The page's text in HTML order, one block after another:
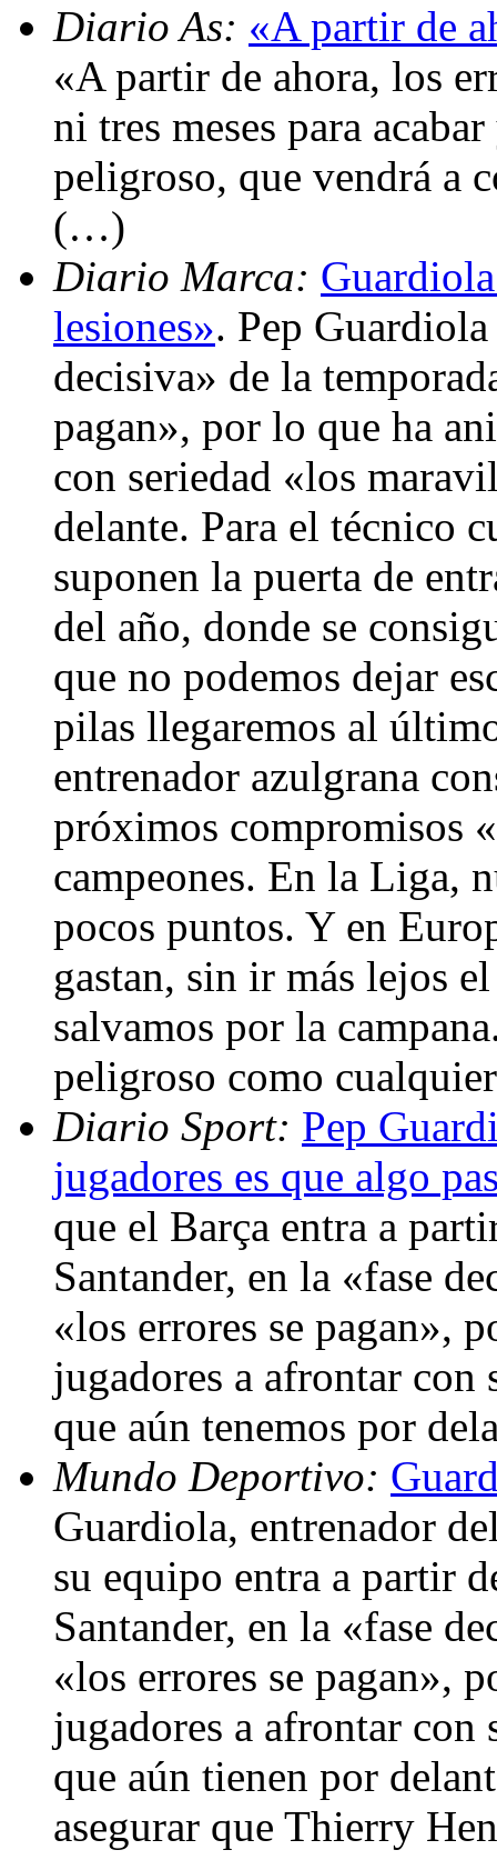
Diario As: «A partir de
«A partir de ahora, los
ni tres meses para
peligroso, que vendrá a
(…)
Diario Marca:
lesiones». Pep
decisiva» de la
pagan», por lo que ha
con seriedad «los
delante. Para el técnico
suponen la puerta de
del año, donde se
que no podemos dejar
pilas llegaremos al
entrenador azulgrana
próximos compromisos
campeones. En la Liga,
pocos puntos. Y en
gastan, sin ir más lejos
salvamos por la
peligroso como
Diario Sport: Pep
jugadores es que algo
que el Barça entra a
Santander, en la «fase
«los errores se pagan»,
jugadores a afrontar con
que aún tenemos por
Mundo Deportivo:
Guardiola, entrenador
su equipo entra a partir
Santander, en la «fase
«los errores se pagan»,
jugadores a afrontar con
que aún tienen por
asegurar que Thierry